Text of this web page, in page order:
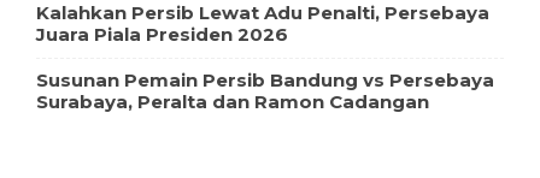
Kalahkan Persib Lewat Adu Penalti, Persebaya
Juara Piala Presiden 2026
Susunan Pemain Persib Bandung vs Persebaya
Surabaya, Peralta dan Ramon Cadangan